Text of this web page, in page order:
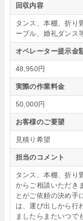
回収内容
タンス、本棚、折り
ーブル、婚礼ダンス
オペレーター提示金
48,950円
実際の作業料金
50,000円
お客様のご要望
見積り希望
担当のコメント
タンス、本棚、折り
からご相談いただき
とがご依頼の決め手
は、運び出しから行
ましたらまたいつで